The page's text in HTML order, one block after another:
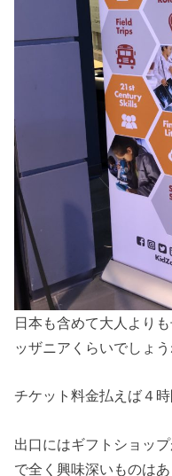
日本も含めて大人より
ッザニアくらいでしょう
チケット料金払えば４時
出口にはギフトショッ
で全く興味深いものはあ